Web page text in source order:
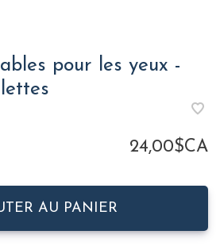
pour les yeux -
24,00$CA
AU PANIER